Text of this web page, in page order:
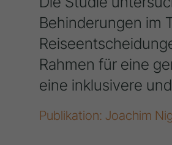
Behinderungen im
Rahmen für eine
eine inklusivere
Publikation: Joachim